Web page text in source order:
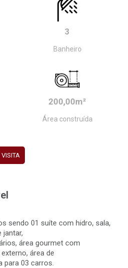
3
Banheiro
200,00m²
Área construída
sendo 01 suíte com hidro, sala,
jantar,
área gourmet com
área de
para 03 carros.